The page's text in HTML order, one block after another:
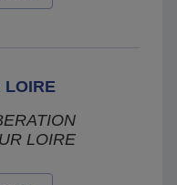
LOIRE
LOIRE